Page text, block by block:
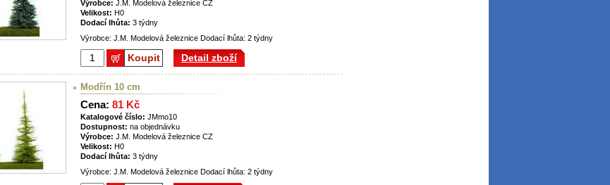
Výrobce: J.M. Modelová železnice CZ
Velikost: H0
Dodací lhůta: 3 týdny
Výrobce: J.M. Modelová železnice Dodací lhůta: 2 týdny
Koupit Detail zboží
Modřín 10 cm
Cena: 81 Kč
Katalogové číslo: JMmo10
Dostupnost: na objednávku
Výrobce: J.M. Modelová železnice CZ
Velikost: H0
Dodací lhůta: 3 týdny
Výrobce: J.M. Modelová železnice Dodací lhůta: 2 týdny